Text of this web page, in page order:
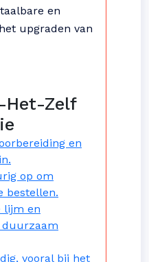
en
upgraden van
Het-Zelf
en
op om
bestellen.
lijm en
duurzaam
vooral bij het